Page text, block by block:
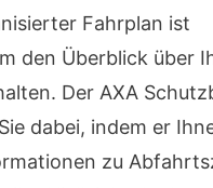
Fahrplan ist
den Überblick über
Der AXA
dabei, indem er
zu